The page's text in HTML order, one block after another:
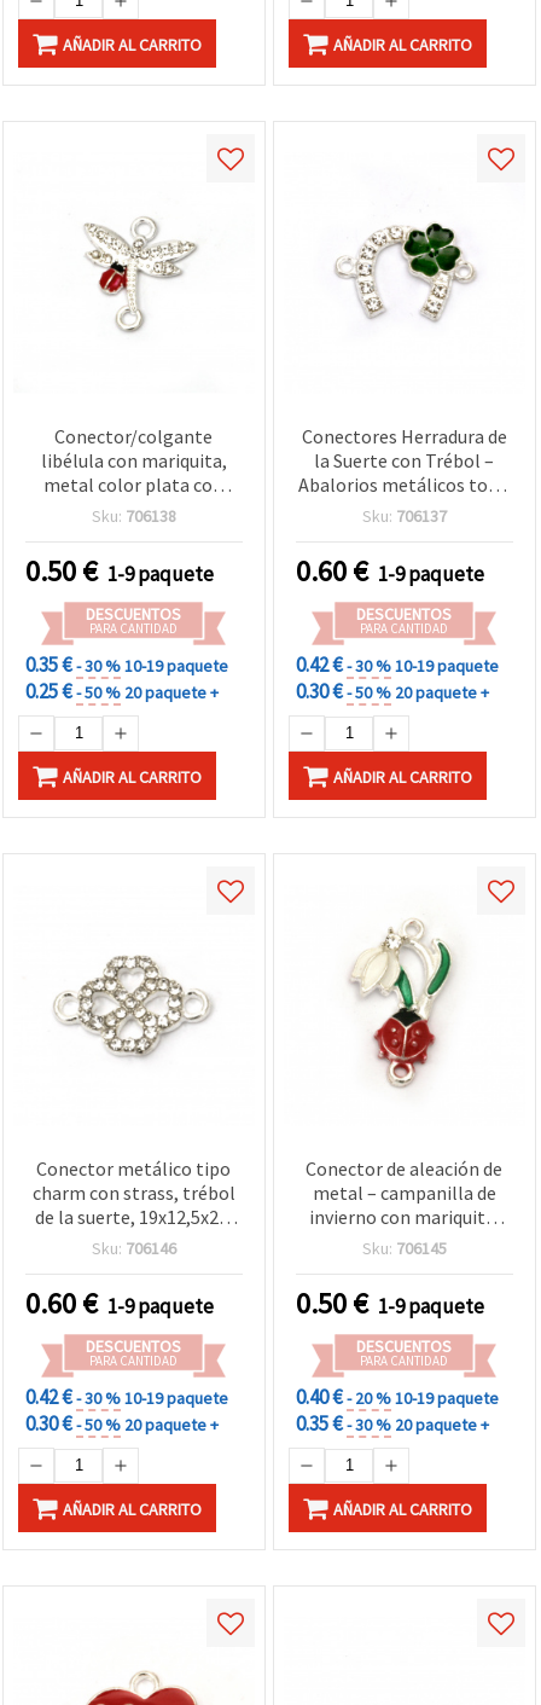
AÑADIR AL CARRITO AÑADIR AL CARRITO
Conector/colgante
libélula con mariquita,
metal color plata con
cristales strass, 19x18x2,5
Sku: 706138
0.50€ 1-9 paquete
DESCUENTOS
PARA CANTIDAD
0.35 €- 30 %10-19 paquete
0.25 €- 50 % 20 paquete +
AÑADIR AL CARRITO
Conectores Herradura de
la Suerte con Trébol –
Abalorios metálicos tono
plateado con cristales,
mm – 2 piezas para
bisutería y manualidades
DIY
Sku: 706137
0.60€ 1-9 paquete
DESCUENTOS
PARA CANTIDAD
0.42 €- 30 %10-19 paquete
0.30 €- 50 % 20 paquete +
AÑADIR AL CARRITO
Conector metálico tipo
charm con strass, trébol
de la suerte, 19x12,5x2,5
mm, agujero: 2 mm, color
Sku: 706146
0.60€ 1-9 paquete
DESCUENTOS
PARA CANTIDAD
0.42 €- 30 %10-19 paquete
0.30 €- 50 % 20 paquete +
AÑADIR AL CARRITO
Conector de aleación de
metal – campanilla de
invierno con mariquita,
color plata, 24x13 mm,
para bisutería y
manualidades
Sku: 706145
0.50€ 1-9 paquete
DESCUENTOS
PARA CANTIDAD
0.40 €- 20 %10-19 paquete
0.35 €- 30 % 20 paquete +
AÑADIR AL CARRITO